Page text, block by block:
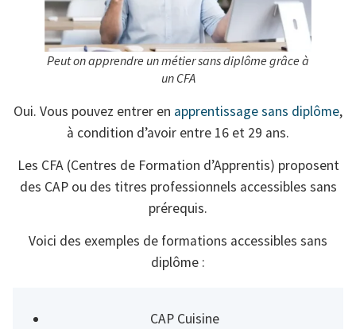
Peut on apprendre un métier sans diplôme grâce à
un CFA
Oui. Vous pouvez entrer en apprentissage sans diplôme,
à condition d’avoir entre 16 et 29 ans.
Les CFA (Centres de Formation d’Apprentis) proposent
des CAP ou des titres professionnels accessibles sans
prérequis.
Voici des exemples de formations accessibles sans
diplôme :
CAP Cuisine